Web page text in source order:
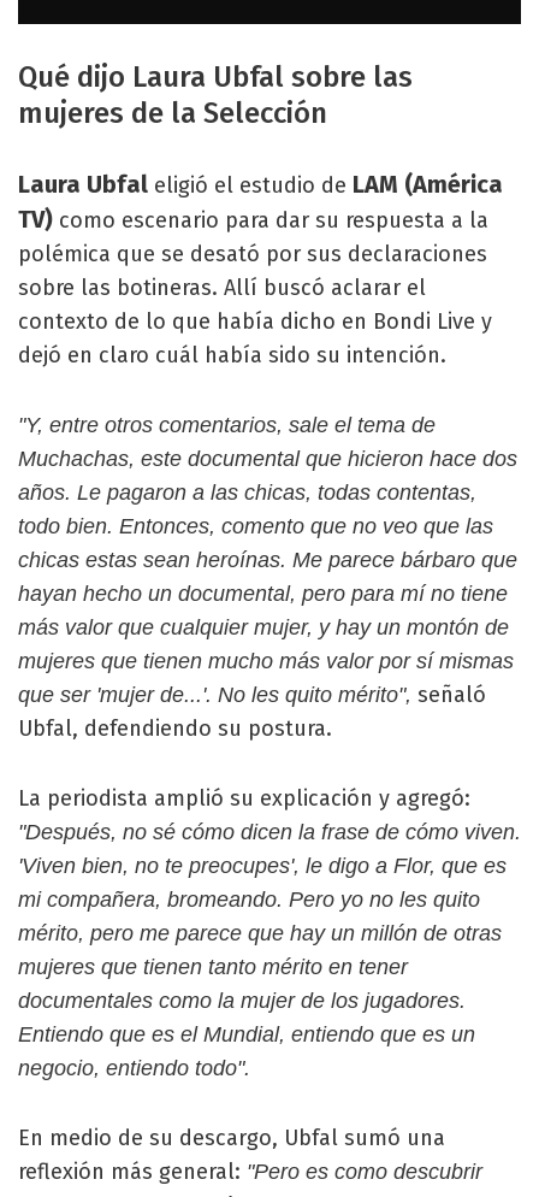
Qué dijo Laura Ubfal sobre las
mujeres de la Selección
Laura Ubfal eligió el estudio de LAM (América
TV) como escenario para dar su respuesta a la
polémica que se desató por sus declaraciones
sobre las botineras. Allí buscó aclarar el
contexto de lo que había dicho en Bondi Live y
dejó en claro cuál había sido su intención.
"Y, entre otros comentarios, sale el tema de
Muchachas, este documental que hicieron hace dos
años. Le pagaron a las chicas, todas contentas,
todo bien. Entonces, comento que no veo que las
chicas estas sean heroínas. Me parece bárbaro que
hayan hecho un documental, pero para mí no tiene
más valor que cualquier mujer, y hay un montón de
mujeres que tienen mucho más valor por sí mismas
que ser 'mujer de...'. No les quito mérito", señaló
Ubfal, defendiendo su postura.
La periodista amplió su explicación y agregó:
"Después, no sé cómo dicen la frase de cómo viven.
'Viven bien, no te preocupes', le digo a Flor, que es
mi compañera, bromeando. Pero yo no les quito
mérito, pero me parece que hay un millón de otras
mujeres que tienen tanto mérito en tener
documentales como la mujer de los jugadores.
Entiendo que es el Mundial, entiendo que es un
negocio, entiendo todo".
En medio de su descargo, Ubfal sumó una
reflexión más general: "Pero es como descubrir